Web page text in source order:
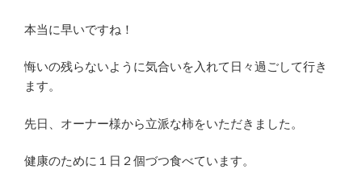
本当に早いですね！
悔いの残らないように気合いを入れて日々過ごして行き
ます。
先日、オーナー様から立派な柿をいただきました。
健康のために１日２個づつ食べています。